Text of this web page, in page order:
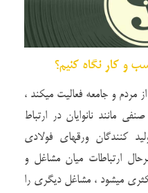
و کار نگاه کنیم؟
و جامعه فعالیت میکند ،
مانند نانوایان در ارتباط
کنندگان ورقهای فولادی
ارتباطات میان مشاغل و
میشود ، مشاغل دیگری را